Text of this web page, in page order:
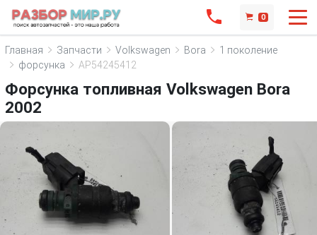
0
Главная Запчасти Volkswagen Bora
1 поколение
форсунка
AP54245412
Форсунка топливная Volkswagen Bora
2002